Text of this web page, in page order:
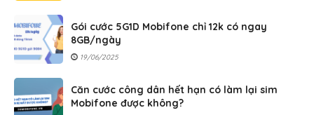
Gói cước 5G1D Mobifone chỉ 12k có ngay
8GB/ngày
19/06/2025
Căn cước công dân hết hạn có làm lại sim
Mobifone được không?